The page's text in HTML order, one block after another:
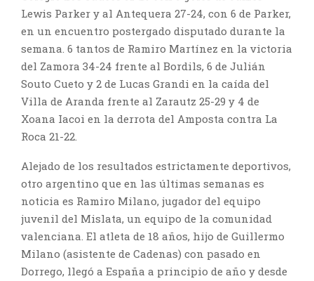
Lewis Parker y al Antequera 27-24, con 6 de Parker,
en un encuentro postergado disputado durante la
semana. 6 tantos de Ramiro Martínez en la victoria
del Zamora 34-24 frente al Bordils, 6 de Julián
Souto Cueto y 2 de Lucas Grandi en la caída del
Villa de Aranda frente al Zarautz 25-29 y 4 de
Xoana Iacoi en la derrota del Amposta contra La
Roca 21-22.
Alejado de los resultados estrictamente deportivos,
otro argentino que en las últimas semanas es
noticia es Ramiro Milano, jugador del equipo
juvenil del Mislata, un equipo de la comunidad
valenciana. El atleta de 18 años, hijo de Guillermo
Milano (asistente de Cadenas) con pasado en
Dorrego, llegó a España a principio de año y desde